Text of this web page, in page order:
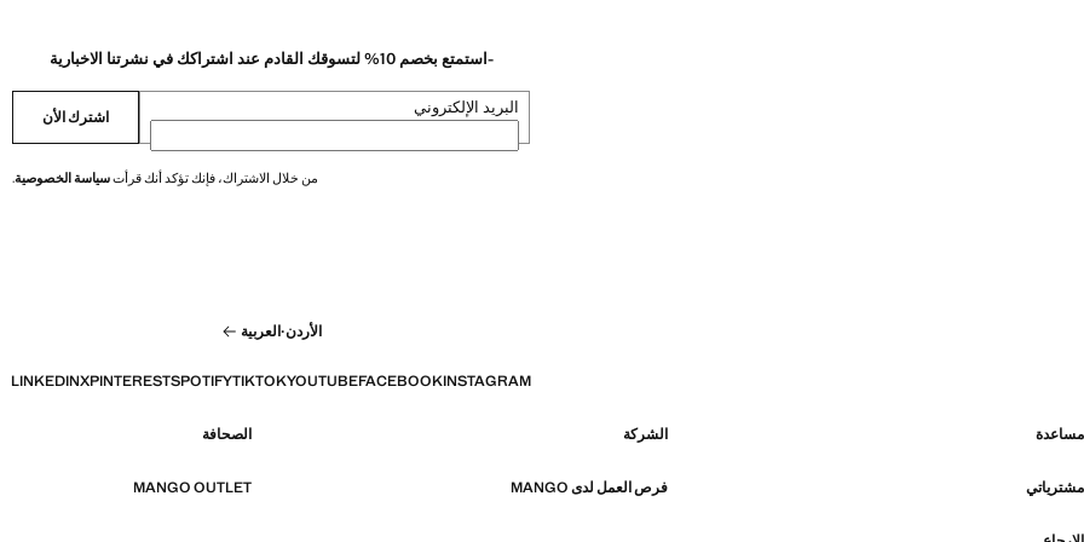
-استمتع بخصم 10% لتسوقك القادم عند اشتراكك في نشرتنا الاخبارية
البريد الإلكتروني اشترك الأن
من خلال الاشتراك، فإنك تؤكد أنك قرأتسياسة الخصوصية.
الأردن·العربية
INSTAGRAM
FACEBOOK
YOUTUBE
TIKTOK
SPOTIFY
PINTEREST
X
LINKEDIN
مساعدة الشركة الصحافة
مشترياتي فرص العمل لدى MANGO MANGO OUTLET